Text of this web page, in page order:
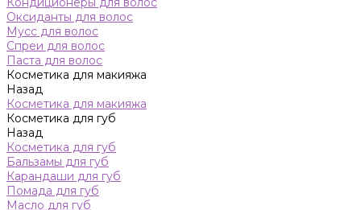
Оксиданты для волос
Мусс для волос
Спреи для волос
Паста для волос
Косметика для макияжа
Назад
Косметика для макияжа
Косметика для губ
Назад
Косметика для губ
Бальзамы для губ
Карандаши для губ
Помада для губ
Масло для губ